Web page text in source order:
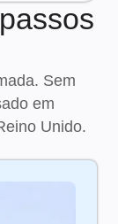
Sem
em
Unido.